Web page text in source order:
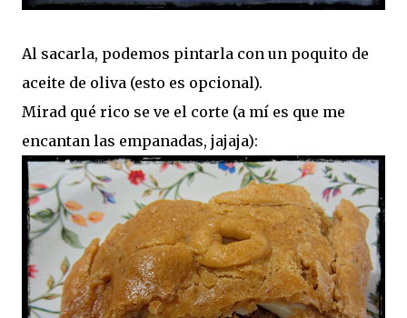
Al sacarla, podemos pintarla con un poquito de
aceite de oliva (esto es opcional).
Mirad qué rico se ve el corte (a mí es que me
encantan las empanadas, jajaja):